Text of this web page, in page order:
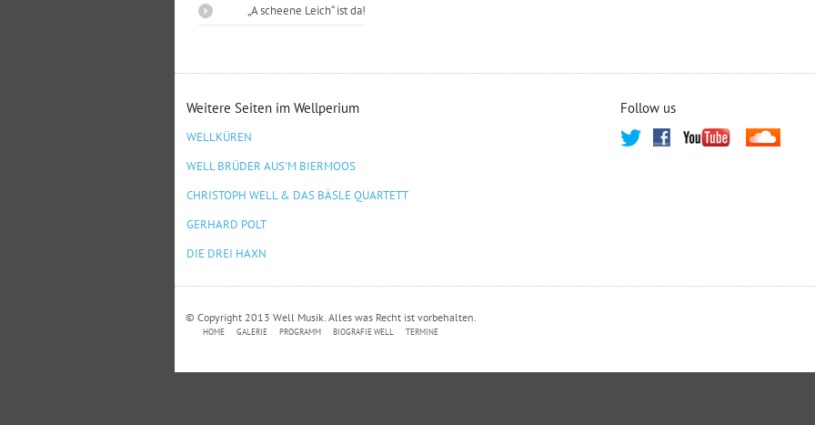
„A scheene Leich“ ist da!
Weitere Seiten im Wellperium
WELLKÜREN
WELL BRÜDER AUS'M BIERMOOS
CHRISTOPH WELL & DAS BÄSLE QUARTETT
GERHARD POLT
DIE DREI HAXN
Follow us
© Copyright 2013 Well Musik. Alles was Recht ist vorbehalten.
HOME GALERIE PROGRAMM BIOGRAFIE WELL TERMINE